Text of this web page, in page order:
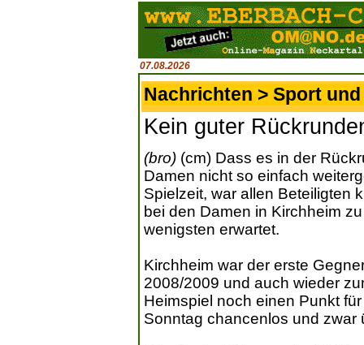
07.08.2026
Nachrichten > Sport
Kein guter
(bro) (cm) Dass es in der
Damen nicht so einfach
Spielzeit, war allen Beteiligten
bei den Damen in Kirchheim
wenigsten erwartet.
Kirchheim war der erste
2008/2009 und auch wieder
Heimspiel noch einen Punkt
Sonntag chancenlos und zwar